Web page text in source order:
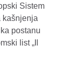
Sistem
kašnjenja
postanu
list „Il